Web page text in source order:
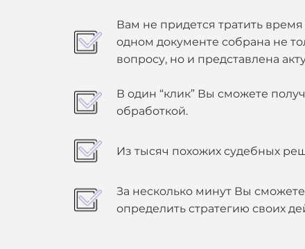
Вам не придется тратить
одном документе собрана не
вопросу, но и представлена
В один “клик” Вы сможете
обработкой.
Из тысяч похожих судебных
За несколько минут Вы
определить стратегию своих